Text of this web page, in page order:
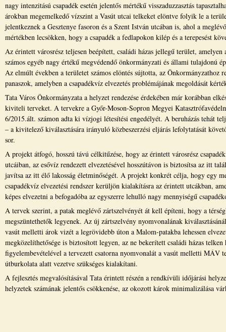
nagy intenzitású csapadék esetén jelentős mértékű visszaduzzasztás
árokban megemelkedő vízszint a Vasút utcai telkeket elöntve folyik le a
jelentkeznek a Gesztenye fasoron és a Szent István utcában is, ahol a
mértékben lecsökken, hogy a csapadék a fedlapokon kilép és a terepesést
Az érintett városrész teljesen beépített, családi házas jellegű terület,
számos egyéb nagy értékű megvédendő önkormányzati és állami tulajdonú
Az elmúlt években a területet számos elöntés sújtotta, az Önkormányzathoz
panaszok, amelyben a csapadékvíz elvezetés problémájának megoldását
Tata Város Önkormányzata a helyzet rendezése érdekében már korábban
kiviteli terveket. A tervekre a Győr-Moson-Sopron Megyei
6/2015.ált. számon adta ki vízjogi létesítési engedélyét. A beruházás tehát
– a kivitelező kiválasztására irányuló közbeszerzési eljárás lefolytatását
sor.
A projekt átfogó, hosszú távú célkitűzése, hogy az érintett városrész
utcáiban, az esővíz rendezett elvezetésével hosszútávon is biztosítsa az itt
javítsa az itt élő lakosság életminőségét. A projekt konkrét célja, hogy egy
csapadékvíz elvezetési rendszer kerüljön kialakításra az érintett utcákban,
képes elvezetni a befogadóba az egyszerre lehulló nagy mennyiségű
A tervek szerint, a patak meglévő zártszelvényét át kell építeni, hogy a
megszüntethetők legyenek. Az új zártszelvény nyomvonalának
vasút melletti árok vizét a legrövidebb úton a Malom-patakba lehessen
megközelíthetősége is biztosított legyen, az ne bekerített családi házas
figyelembevételével a tervezett csatorna nyomvonalát a vasút melletti MÁV
útburkolata alatt vezetve szükséges kialakítani.
A fejlesztés megvalósításával Tata érintett részén a rendkívüli időjárási
helyzetek számának jelentős csökkenése, az okozott károk minimalizálása